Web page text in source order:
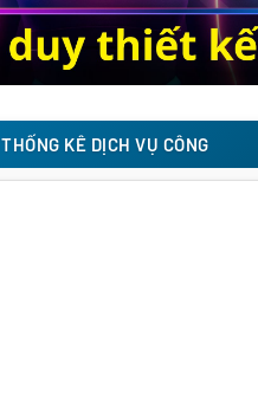
THỐNG KÊ DỊCH VỤ CÔNG